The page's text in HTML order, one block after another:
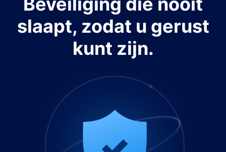
slaapt, zodat u gerust
kunt zijn.